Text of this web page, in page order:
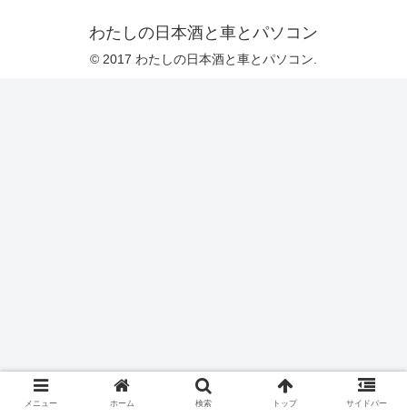
わたしの日本酒と車とパソコン
© 2017 わたしの日本酒と車とパソコン.
メニュー ホーム 検索 トップ サイドバー